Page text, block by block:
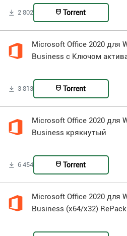
2 802 Torrent
Microsoft Office 2020 для
Business с Ключом
3 813 Torrent
Microsoft Office 2020 для
Business крякнутый
6 454 Torrent
Microsoft Office 2020 для
Business (x64/x32)